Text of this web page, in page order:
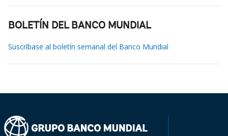
BOLETÍN DEL BANCO MUNDIAL
Suscríbase al boletín semanal del Banco Mundial